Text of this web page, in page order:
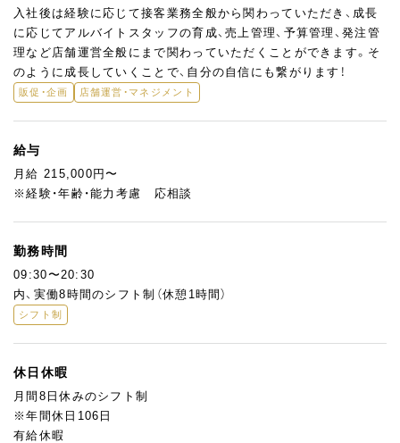
入社後は経験に応じて接客業務全般から関わっていただき、成長
に応じてアルバイトスタッフの育成、売上管理、予算管理、発注管
理など店舗運営全般にまで関わっていただくことができます。そ
のように成長していくことで、自分の自信にも繋がります！
販促・企画 店舗運営・マネジメント
給与
月給 215,000円〜
※経験・年齢・能力考慮 応相談
勤務時間
09:30〜20:30
内、実働8時間のシフト制（休憩1時間）
シフト制
休日休暇
月間8日休みのシフト制
※年間休日106日
有給休暇